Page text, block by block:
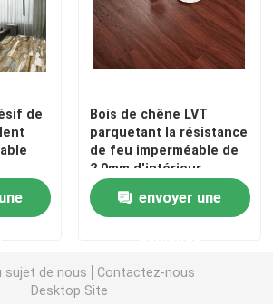
de
Bois de chêne LVT
parquetant la résistance
de feu imperméable de
2.0mm d'intérieur
envoyer une
sujet de nous
Contactez-nous
Desktop Site